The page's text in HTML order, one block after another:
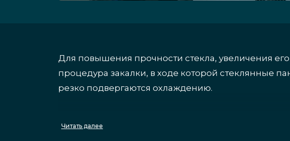
Читать далее
Для повышения прочности стекла, увеличения
процедура закалки, в ходе которой стеклянные
резко подвергаются охлаждению.
Плюсы закалки стекла